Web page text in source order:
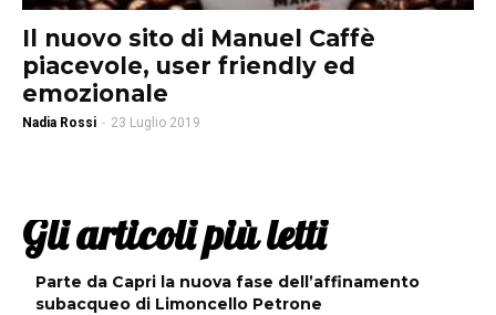
Il nuovo sito di Manuel Caffè
piacevole, user friendly ed
emozionale
Nadia Rossi - 23 Luglio 2019
Gli articoli più letti
Parte da Capri la nuova fase dell’affinamento
subacqueo di Limoncello Petrone